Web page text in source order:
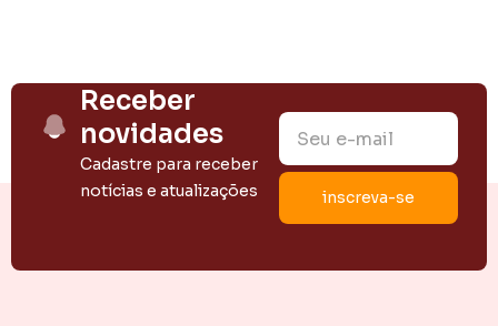
Receber
novidades
Cadastre para receber
notícias e atualizações